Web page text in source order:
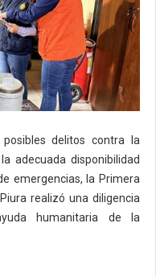
delitos contra la
adecuada disponibilidad
emergencias, la Primera
realizó una diligencia
humanitaria de la